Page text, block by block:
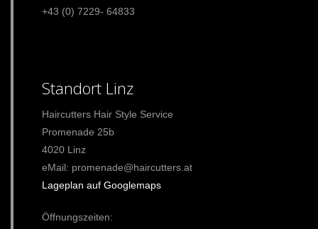
+43 (0) 7229- 64833
Standort Linz
Haircutters Hair Style Service
Promenade 25b
4020 Linz
eMail: promenade@haircutters.at
Lageplan auf Googlemaps
Öffnungszeiten: